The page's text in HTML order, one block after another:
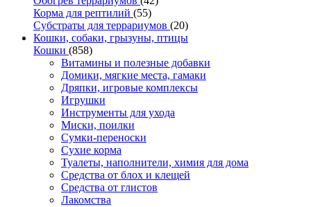
Корма для рептилий (55)
Субстраты для террариумов (20)
Кошки, собаки, грызуны, птицы
Кошки (858)
Витамины и полезные добавки
Домики, мягкие места, гамаки
Дряпки, игровые комплексы
Игрушки
Инструменты для ухода
Миски, поилки
Сумки-переноски
Сухие корма
Туалеты, наполнители, химия для дома
Средства от блох и клещей
Средства от глистов
Лакомства